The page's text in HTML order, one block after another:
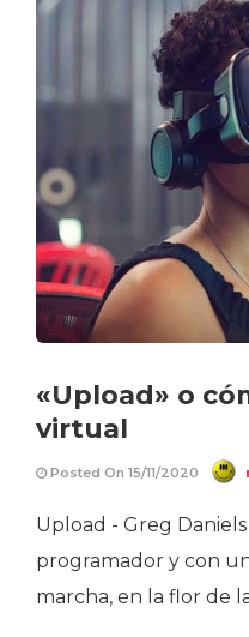
«Upload» o
virtual
Posted On 15/11/2020
Upload - Greg
programador y con
marcha, en la flor de